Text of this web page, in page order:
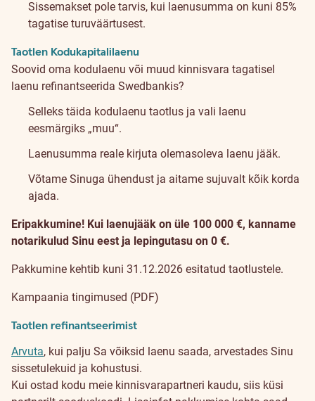
Sissemakset pole tarvis, kui laenusumma on kuni 85%
tagatise turuväärtusest.
Taotlen Kodukapitalilaenu
Soovid oma kodulaenu või muud kinnisvara tagatisel
laenu refinantseerida Swedbankis?
Selleks täida kodulaenu taotlus ja vali laenu
eesmärgiks „muu“.
Laenusumma reale kirjuta olemasoleva laenu jääk.
Võtame Sinuga ühendust ja aitame sujuvalt kõik korda
ajada.
Eripakkumine! Kui laenujääk on üle 100 000 €, kanname
notarikulud Sinu eest ja lepingutasu on 0 €.
Pakkumine kehtib kuni 31.12.2026 esitatud taotlustele.
Kampaania tingimused (PDF)
Taotlen refinantseerimist
Arvuta, kui palju Sa võiksid laenu saada, arvestades Sinu
sissetulekuid ja kohustusi.
Kui ostad kodu meie kinnisvarapartneri kaudu, siis küsi